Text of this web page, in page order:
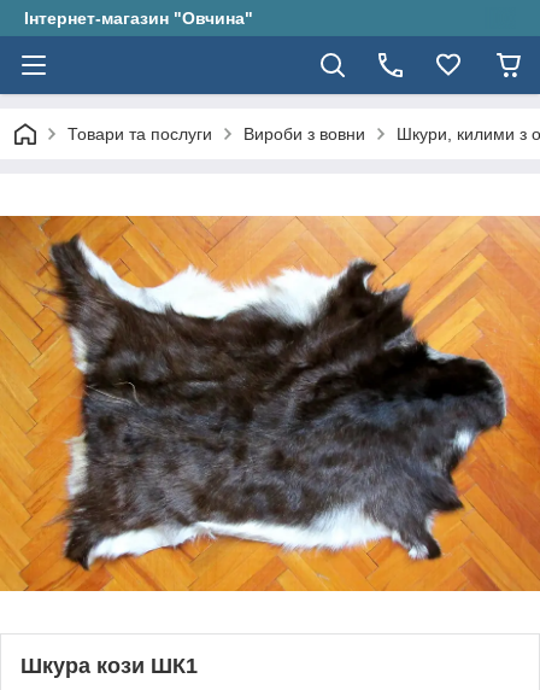
Інтернет-магазин "Овчина"
Товари та послуги Вироби з вовни Шкури, килими з
Шкура кози ШК1